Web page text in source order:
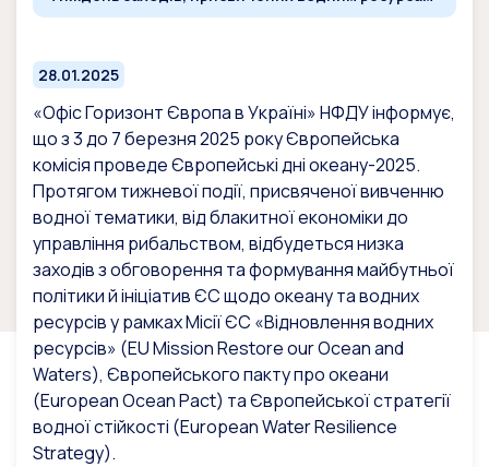
28.01.2025
«Офіс Горизонт Європа в Україні» НФДУ інформує,
що з 3 до 7 березня 2025 року Європейська
комісія проведе Європейські дні океану-2025.
Протягом тижневої події, присвяченої вивченню
водної тематики, від блакитної економіки до
управління рибальством, відбудеться низка
заходів з обговорення та формування майбутньої
політики й ініціатив ЄС щодо океану та водних
ресурсів у рамках Місії ЄС «Відновлення водних
ресурсів» (EU Mission Restore our Ocean and
Waters), Європейського пакту про океани
(European Ocean Pact) та Європейської стратегії
водної стійкості (European Water Resilience
Strategy).